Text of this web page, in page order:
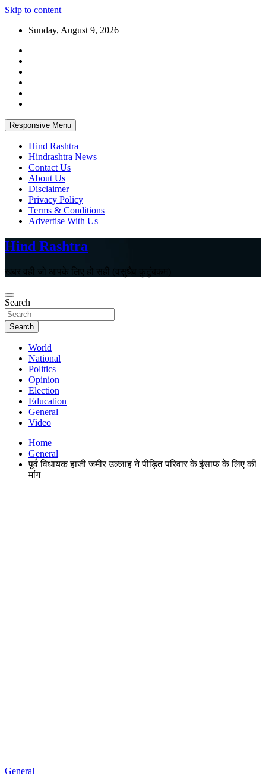
Skip to content
Sunday, August 9, 2026
Responsive Menu
Hind Rashtra
Hindrashtra News
Contact Us
About Us
Disclaimer
Privacy Policy
Terms & Conditions
Advertise With Us
Hind Rashtra
खबर वही जो आपके लिए हो सही (वसुधैव कुटुंबकम)
Search
Search
World
National
Politics
Opinion
Election
Education
General
Video
Home
General
पूर्व विधायक हाजी जमीर उल्लाह ने पीड़ित परिवार के इंसाफ के लिए की
मांग
General